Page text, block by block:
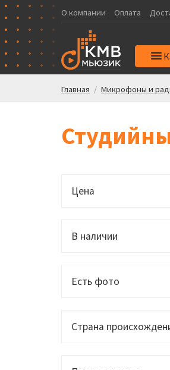
О компании Оплата
Главная / Микрофоны и
Цена
В наличии
Есть фото
Страна